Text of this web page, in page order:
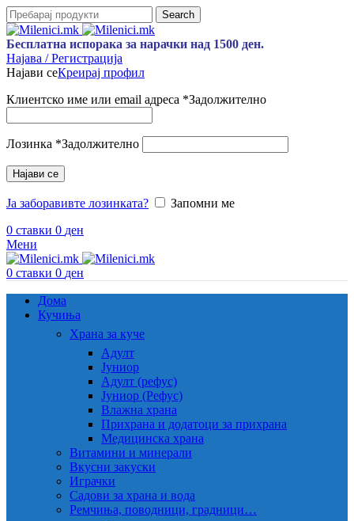
Search
Бесплатна испорака за нарачки над 1500 ден.
Најава / Регистрација
Најави сеКреирај профил
Клиентско име или email адреса *Задолжително
Лозинка *Задолжително
Најави се
Ја заборавивте лозинката?
Запомни ме
0 ставки 0 ден
Мени
0 ставки 0 ден
Дома
Кучиња
Храна за куче
Адулт
Јуниор
Адулт (рефус)
Јуниор (Рефус)
Влажна храна
Прихрана и додатоци за прихрана
Медицинска храна
Витамини и минерали
Вкусни закуски
Играчки
Садови за храна и вода
Ремчиња, поводници, градници…